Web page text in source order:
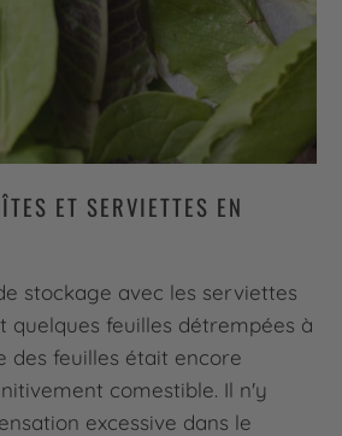
ET SERVIETTES EN
stockage avec les serviettes
quelques feuilles détrempées à
des feuilles était encore
comestible. Il n'y
excessive dans le